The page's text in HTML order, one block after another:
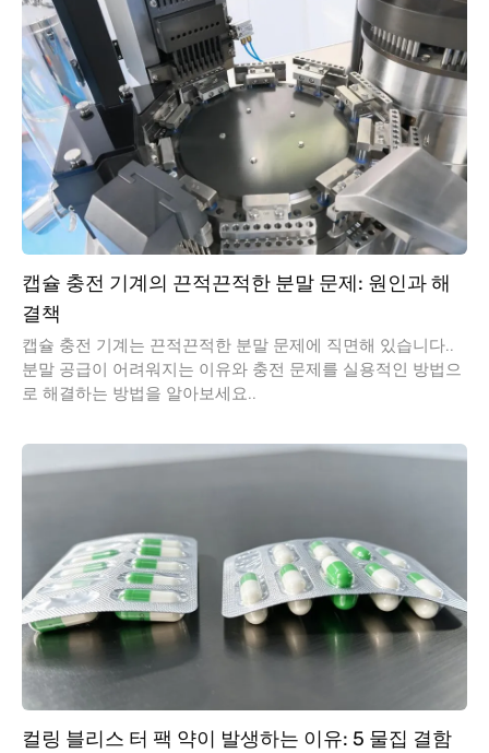
캡슐 충전 기계의 끈적끈적한 분말 문제: 원인과 해
결책
캡슐 충전 기계는 끈적끈적한 분말 문제에 직면해 있습니다..
분말 공급이 어려워지는 이유와 충전 문제를 실용적인 방법으
로 해결하는 방법을 알아보세요..
컬링 블리스 터 팩 약이 발생하는 이유: 5 물집 결함